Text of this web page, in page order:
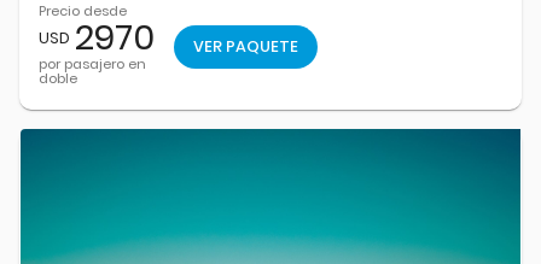
Precio desde
USD 2970
por pasajero en
doble
VER PAQUETE